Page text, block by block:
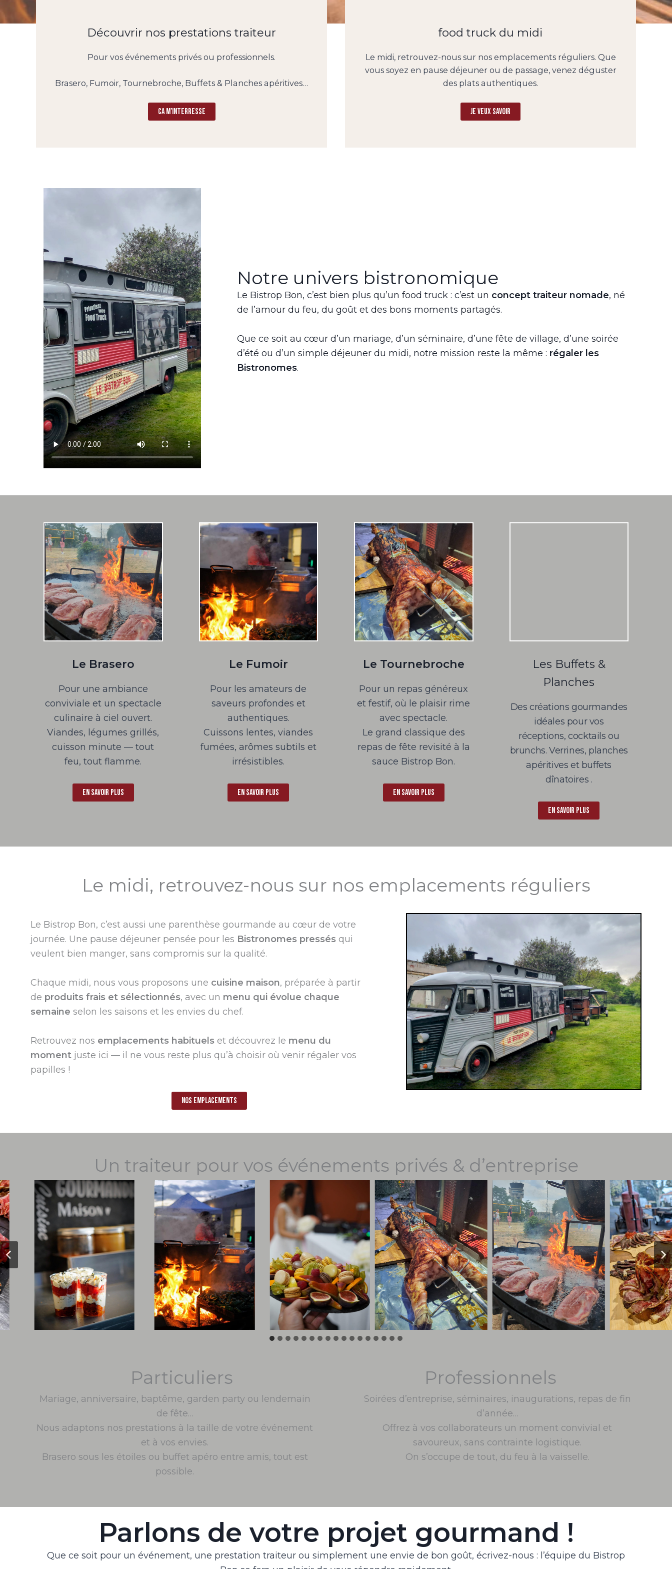
Découvrir nos prestations traiteur
Pour vos événements privés ou professionnels.
Brasero, Fumoir, Tournebroche, Buffets & Planches apéritives…
Ca m’interresse
food truck du midi
Le midi, retrouvez-nous sur nos emplacements réguliers. Que
vous soyez en pause déjeuner ou de passage, venez déguster
des plats authentiques.
Je veux savoir
Notre univers bistronomique
Le Bistrop Bon, c’est bien plus qu’un food truck : c’est un concept traiteur nomade, né
de l’amour du feu, du goût et des bons moments partagés.
Que ce soit au cœur d’un mariage, d’un séminaire, d’une fête de village, d’une soirée
d’été ou d’un simple déjeuner du midi, notre mission reste la même : régaler les
Bistronomes.
Le Brasero
Pour une ambiance
conviviale et un spectacle
culinaire à ciel ouvert.
Viandes, légumes grillés,
cuisson minute — tout
feu, tout flamme.
En savoir plus
Le Fumoir
Pour les amateurs de
saveurs profondes et
authentiques.
Cuissons lentes, viandes
fumées, arômes subtils et
irrésistibles.
En savoir plus
Le Tournebroche
Pour un repas généreux
et festif, où le plaisir rime
avec spectacle.
Le grand classique des
repas de fête revisité à la
sauce Bistrop Bon.
En savoir plus
Les Buffets &
Planches
Des créations gourmandes
idéales pour vos
réceptions, cocktails ou
brunchs. Verrines, planches
apéritives et buffets
dînatoires .
En savoir plus
Le midi, retrouvez-nous sur nos emplacements réguliers
Le Bistrop Bon, c’est aussi une parenthèse gourmande au cœur de votre
journée. Une pause déjeuner pensée pour les Bistronomes pressésqui
veulent bien manger, sans compromis sur la qualité.
Chaque midi, nous vous proposons une cuisine maison, préparée à partir
de produits frais et sélectionnés, avec un menu qui évolue chaque
semaine selon les saisons et les envies du chef.
Retrouvez nos emplacements habituelset découvrez le menu du
momentjuste ici — il ne vous reste plus qu’à choisir où venir régaler vos
papilles !
Nos emplacements
Un traiteur pour vos événements privés & d’entreprise
Particuliers
Mariage, anniversaire, baptême, garden party ou lendemain
de fête…
Nous adaptons nos prestations à la taille de votre événement
et à vos envies.
Brasero sous les étoiles ou buffet apéro entre amis, tout est
possible.
Professionnels
Soirées d’entreprise, séminaires, inaugurations, repas de fin
d’année…
Offrez à vos collaborateurs un moment convivial et
savoureux, sans contrainte logistique.
On s’occupe de tout, du feu à la vaisselle.
Parlons de votre projet gourmand !
Que ce soit pour un événement, une prestation traiteur ou simplement une envie de bon goût, écrivez-nous : l’équipe du Bistrop